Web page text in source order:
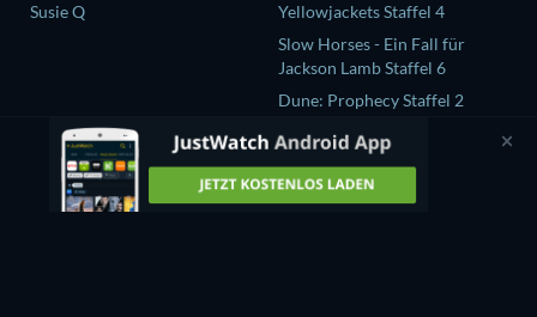
Susie Q
Yellowjackets Staffel 4
Slow Horses - Ein Fall für
Jackson Lamb Staffel 6
Dune: Prophecy Staffel 2
The Gentlemen Staffel 2
Love Is Blind: UK Staffel 3